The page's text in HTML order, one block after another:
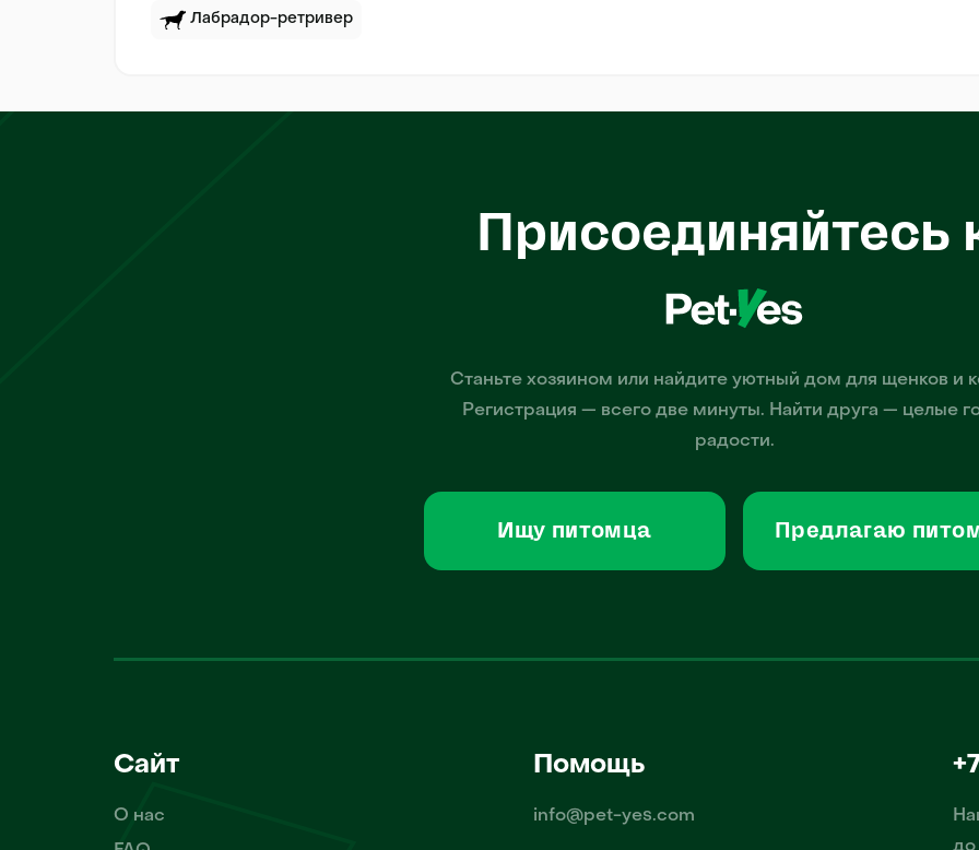
Лабрадор-ретривер
Присоединяйтесь
Станьте хозяином или найдите уютный дом для щенков и
Регистрация — всего две минуты. Найти друга — целые
радости.
Ищу питомца Предлагаю
Сайт
О нас
Помощь
info@pet-yes.com